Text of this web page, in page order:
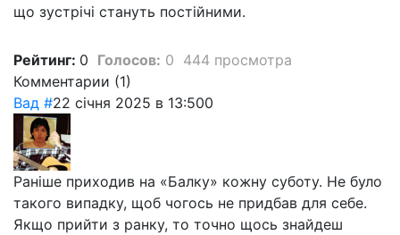
що зустрічі стануть постійними.
Рейтинг: 0 Голосов: 0 444 просмотра
Комментарии (1)
Вад #22 січня 2025 в 13:500
Раніше приходив на «Балку» кожну суботу. Не було
такого випадку, щоб чогось не придбав для себе.
Якщо прийти з ранку, то точно щось знайдеш